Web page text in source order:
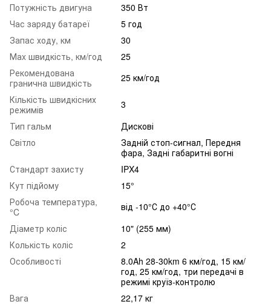
Потужність двигуна
350 Вт
Час заряду батареї
5 год
Запас ходу, км
30
Маx швидкість, км/год
25
Рекомендована
гранична швидкість
25 км/год
Кількість швидкісних
режимів
3
Тип гальм
Дискові
Світло
Задній стоп-сигнал, Передня
фара, Задні габаритні вогні
Стандарт захисту
IPX4
Кут підйому
15°
Робоча температура,
°C
від -10°С до +40°С
Діаметр коліс
10" (255 мм)
Колькість коліс
2
Особливості
8.0Ah 28-30km 6 км/год, 15 км/
год, 25 км/год, три передачі в
режимі круїз-контролю
Вага
22,17 кг